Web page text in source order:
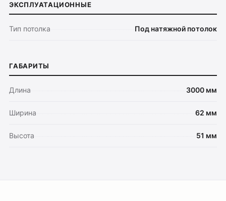
ЭКСПЛУАТАЦИОННЫЕ
Тип потолка Под натяжной потолок
ГАБАРИТЫ
Длина 3000 мм
Ширина 62 мм
Высота 51 мм